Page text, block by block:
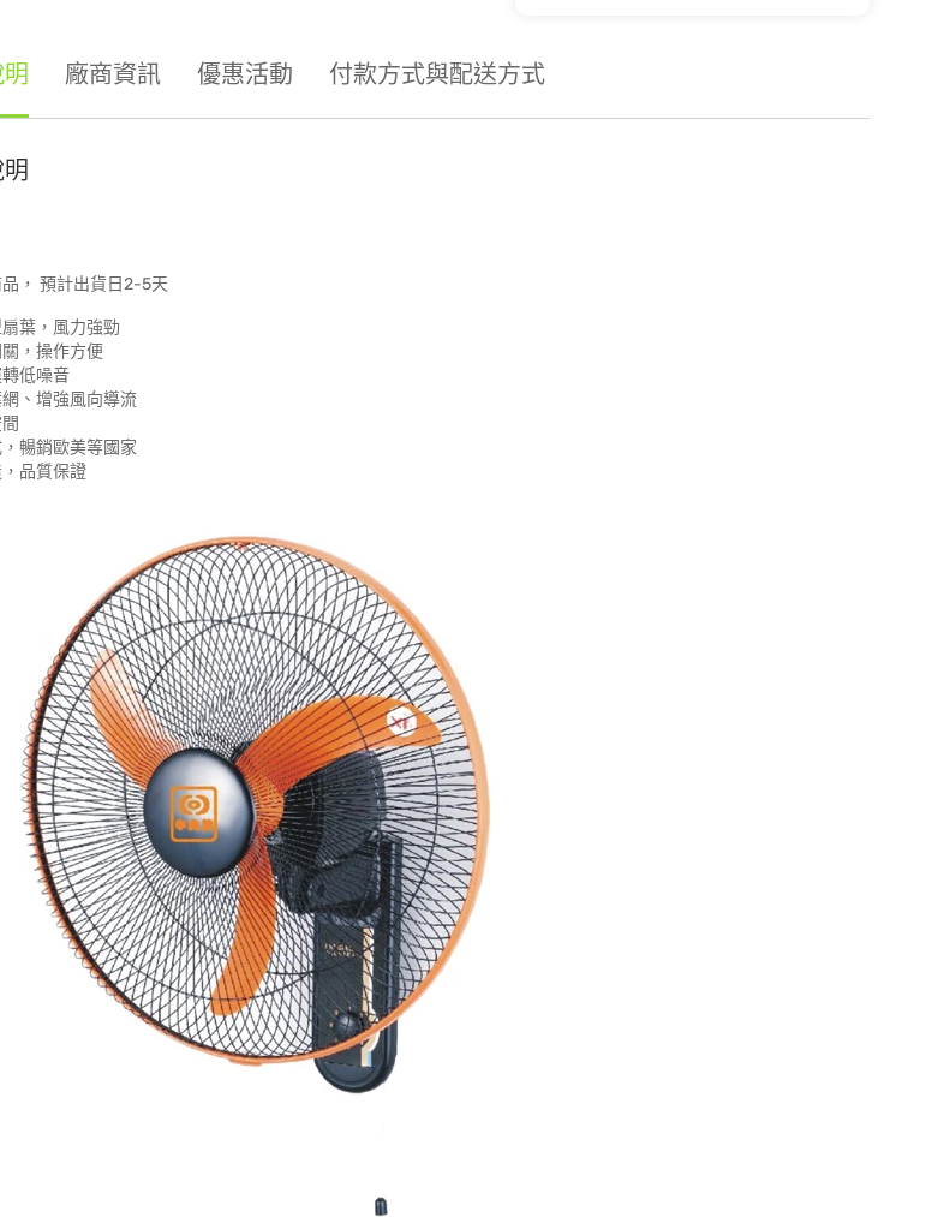
廠商資訊 優惠活動 付款方式與配送方式
， 預計出貨日2-5天
葉，風力強勁
，操作方便
低噪音
、增強風向導流
暢銷歐美等國家
品質保證